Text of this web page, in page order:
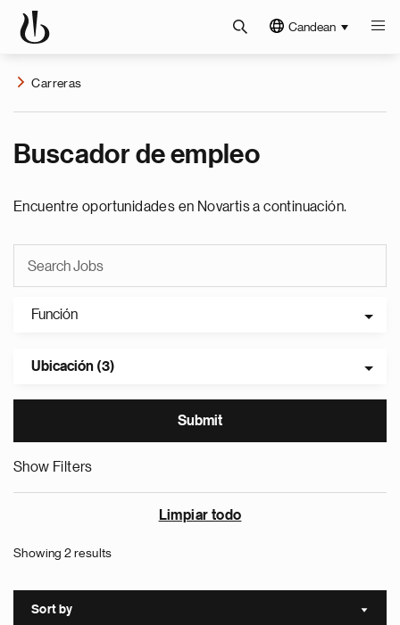
Candean
Carreras
Buscador de empleo
Encuentre oportunidades en Novartis a continuación.
Función
Ubicación (3)
Show Filters
Limpiar todo
Showing 2 results
Sort by Sort